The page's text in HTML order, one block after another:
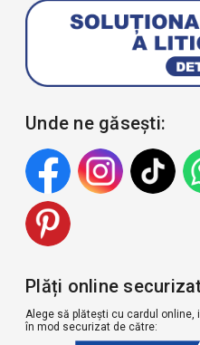
Unde ne găsești:
Plăți online
Alege să plătești cu cardul
în mod securizat de către: